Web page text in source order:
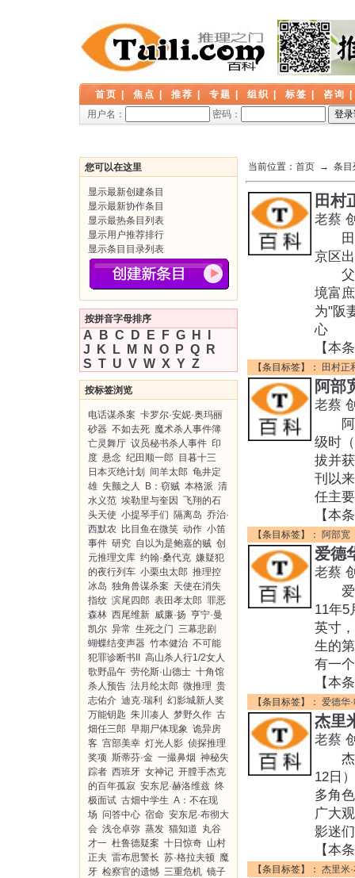
首页 焦点 推荐 专题 组织 标签 咨询
用户名：
密码：
您可以在这里
显示最新创建条目
显示最新协作条目
显示最热条目列表
显示用户推荐排行
显示条目目录列表
按拼音字母排序
A B C D E F G H
J
K L M N O P Q
R
S T U V W X Y Z
按标签浏览
电话谋杀案 卡罗尔·安妮·奥玛丽
砂器 不如去死 魔术杀人事件簿
亡灵舞厅 议员秘书杀人事件 印
度 悬念 纪田顺一郎 目暮十三
日本灭绝计划
间羊太郎 龟井定
雄 失颤之人 B：窃贼 本格派 清
水义范 埃勒里与奎因 飞翔的石
头天使 小提琴手们 隔离岛 乔治·
西默农
比目鱼在微笑 动作 小笛
事件 研究 自以为是鲍嘉的贼 创
元推理文库 约翰·桑代克 嫌疑犯
的夜行列车 小栗虫太郎 推理控
冰岛 独角兽谋杀案 天使在消失
指纹 滨尾四郎 表田孝太郎 罪恶
森林 西尾维新 威廉·扬 亨宁·曼
凯尔 异常 生死之门 三幕悲剧
蝴蝶结变声器 竹本健治 不可能
犯罪诊断书II
高山杀人行1/2女人
歌野晶午 劳伦斯·山德士 十角馆
杀人预告 法月纶太郎 微推理 贵
志佑介 迪克·瑞利
幻影城新人奖
万能钥匙 朱川凑人 梦野久作 古
畑任三郎 早期尸体现象 诡异房
客 宫部美幸 灯光人影 侦探推理
奖项 斯蒂芬·金 一撮鼻烟 神秘失
踪者 西班牙 女神记 开膛手杰克
的百年孤寂 安东尼·赫洛维兹 终
极面试 古畑中学生 A：不在现
场 问答中心 宿命 安东尼·布彻大
会 浅仓卓弥 蒸发 猫知道 丸谷
才一 杜鲁德疑案 十日惊奇 山村
正夫 雷布思警长 苏·格拉夫顿 魔
牙 检察官的遗憾 三重危机 镜子
当前位置： 首页 → 条目
田村
老蔡
田村
京区
父亲
境富
为"阪
心
【本
【条目标签】： 田村正
阿部
老蔡
阿部
级时
拔并
刊以
任主
【本
【条目标签】： 阿部宽
爱德
老蔡
爱德
11年5
英寸
生的
有一
【本
【条目标签】： 爱德华
杰里
老蔡
杰里
12日
多角
广大
影迷
【本
【条目标签】： 杰里米